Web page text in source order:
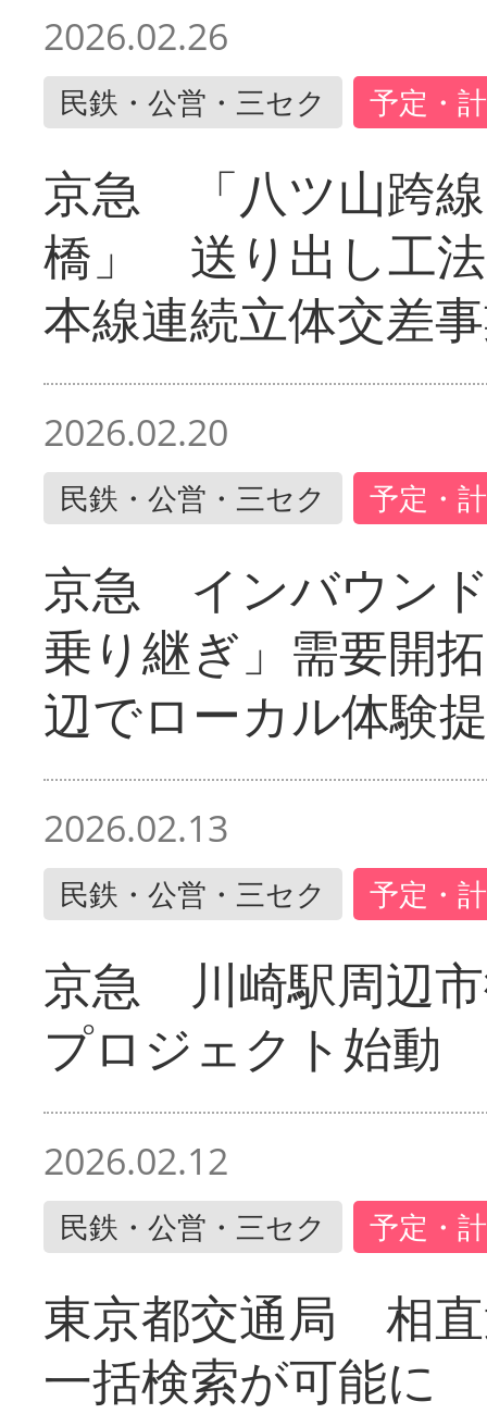
2026.02.26
民鉄・公営・三セク 予定・
京急 「八ツ山跨
橋」 送り出し工
本線連続立体交差
2026.02.20
民鉄・公営・三セク 予定・
京急 インバウン
乗り継ぎ」需要開
辺でローカル体験
2026.02.13
民鉄・公営・三セク 予定・
京急 川崎駅周辺
プロジェクト始動
2026.02.12
民鉄・公営・三セク 予定・
東京都交通局 相
一括検索が可能に